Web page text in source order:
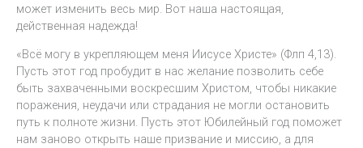
может изменить весь мир. Вот наша настоящая,
действенная надежда!
«Всё могу в укрепляющем меня Иисусе Христе» (Флп 4,13).
Пусть этот год пробудит в нас желание позволить себе
быть захваченными воскресшим Христом, чтобы никакие
поражения, неудачи или страдания не могли остановить
путь к полноте жизни. Пусть этот Юбилейный год поможет
нам заново открыть наше призвание и миссию, а для